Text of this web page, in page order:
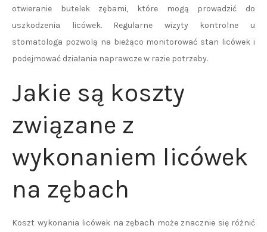
otwieranie butelek zębami, które mogą prowadzić do
uszkodzenia licówek. Regularne wizyty kontrolne u
stomatologa pozwolą na bieżąco monitorować stan licówek i
podejmować działania naprawcze w razie potrzeby.
Jakie są koszty
związane z
wykonaniem licówek
na zębach
Koszt wykonania licówek na zębach może znacznie się różnić